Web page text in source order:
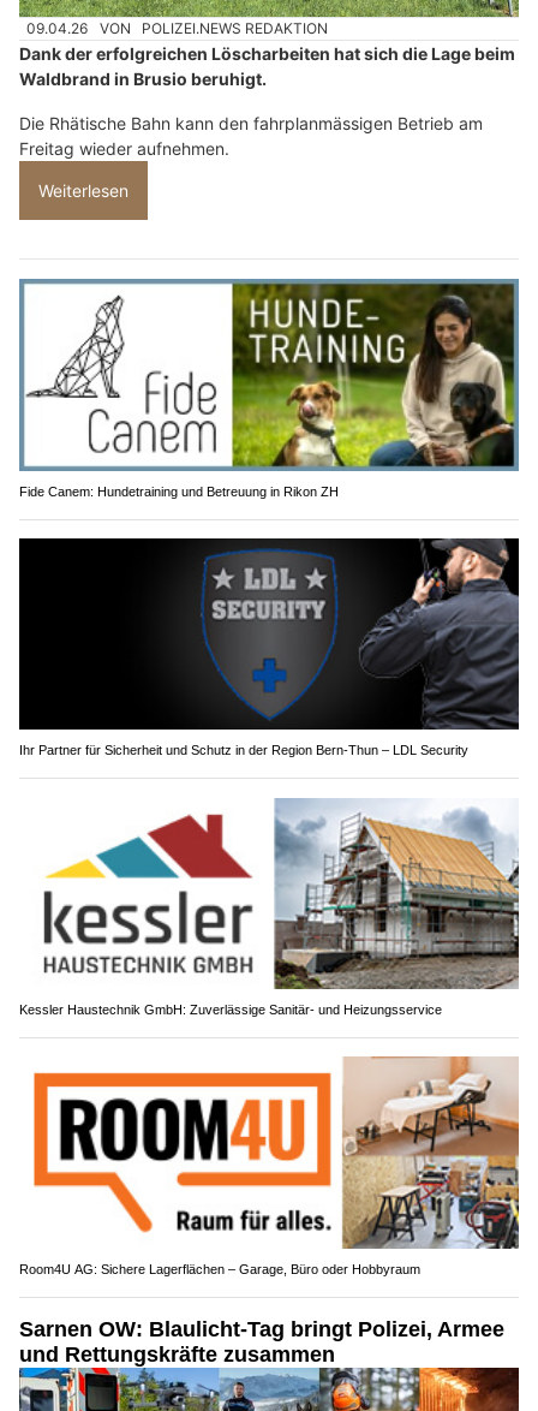
09.04.26 VON POLIZEI.NEWS REDAKTION
Dank der erfolgreichen Löscharbeiten hat sich die Lage beim
Waldbrand in Brusio beruhigt.
Die Rhätische Bahn kann den fahrplanmässigen Betrieb am
Freitag wieder aufnehmen.
Weiterlesen
Fide Canem: Hundetraining und Betreuung in Rikon ZH
Ihr Partner für Sicherheit und Schutz in der Region Bern-Thun – LDL Security
Kessler Haustechnik GmbH: Zuverlässige Sanitär- und Heizungsservice
Room4U AG: Sichere Lagerflächen – Garage, Büro oder Hobbyraum
Sarnen OW: Blaulicht-Tag bringt Polizei, Armee
und Rettungskräfte zusammen